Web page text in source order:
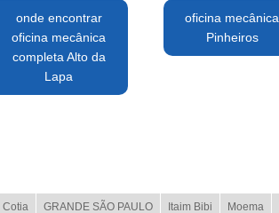
onde encontrar
oficina mecânica
completa Alto da
Lapa
oficina mecânica
Pinheiros
Cotia GRANDE SÃO PAULO Itaim Bibi Moema